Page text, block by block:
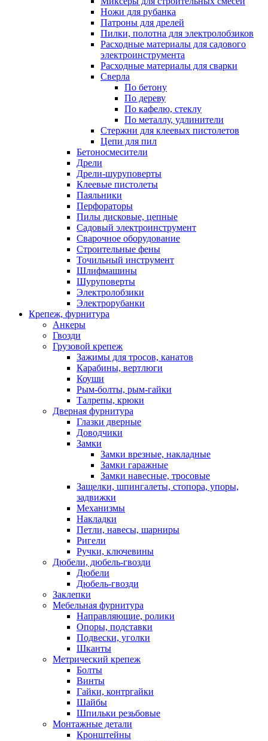
Ножи для рубанка
Патроны для дрелей
Пилки, полотна для электролобзиков
Расходные материалы для садового
электроинструмента
Расходные материалы для сварки
Сверла
По бетону
По дереву
По кафелю, стеклу
По металлу, удлинители
Стержни для клеевых пистолетов
Цепи для пил
Бетоносмесители
Дрели
Дрели-шуруповерты
Клеевые пистолеты
Паяльники
Перфораторы
Пилы дисковые, цепные
Садовый электроинструмент
Сварочное оборудование
Строительные фены
Точильный инструмент
Шлифмашины
Шуруповерты
Электролобзики
Электрорубанки
Крепеж, фурнитура
Анкеры
Гвозди
Грузовой крепеж
Зажимы для тросов, канатов
Карабины, вертлюги
Коуши
Рым-болты, рым-гайки
Талрепы, крюки
Дверная фурнитура
Глазки дверные
Доводчики
Замки
Замки врезные, накладные
Замки гаражные
Замки навесные, тросовые
Защелки, шпингалеты, стопора, упоры,
задвижки
Механизмы
Накладки
Петли, навесы, шарниры
Ригели
Ручки, ключевины
Дюбели, дюбель-гвозди
Дюбели
Дюбель-гвозди
Заклепки
Мебельная фурнитура
Направляющие, ролики
Опоры, подставки
Подвески, уголки
Шканты
Метрический крепеж
Болты
Винты
Гайки, контргайки
Шайбы
Шпильки резьбовые
Монтажные детали
Кронштейны